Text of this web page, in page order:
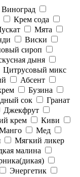
Виноград
Крем сода
Мята
Виски
сироп
дыня
Цитрусовый микс
Абсент
Бузина
сок
Гранат
Джекфрут
крем
Киви
Мед
Мягкий ликер
малина
Энергетик